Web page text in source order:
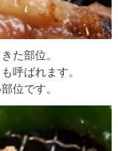
た部位。
呼ばれます。
位です。